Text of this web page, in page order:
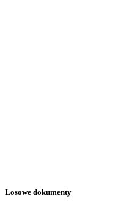
Losowe dokumenty